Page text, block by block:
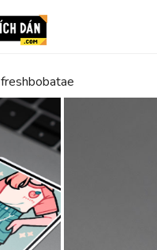
freshbobatae